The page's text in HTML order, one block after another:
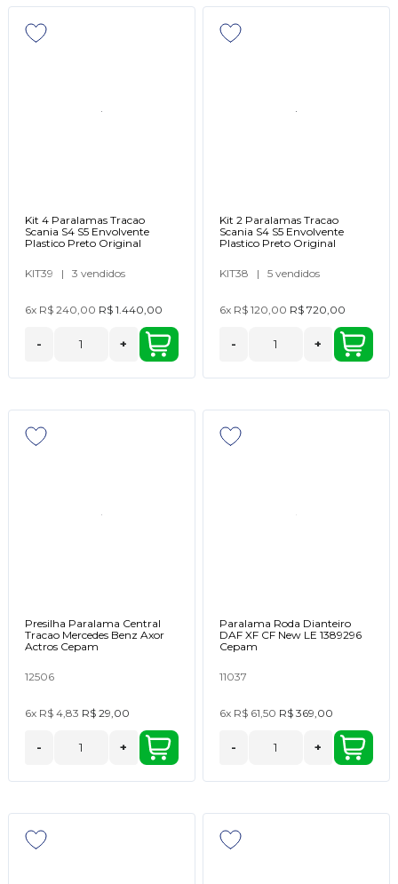
Kit 4 Paralamas Tracao
Scania S4 S5 Envolvente
Plastico Preto Original
KIT39 | 3 vendidos
6x R$ 240,00 R$ 1.440,00
- +
Kit 2 Paralamas Tracao
Scania S4 S5 Envolvente
Plastico Preto Original
KIT38 | 5 vendidos
6x R$ 120,00 R$ 720,00
- +
Presilha Paralama Central
Tracao Mercedes Benz Axor
Actros Cepam
12506
6x R$ 4,83 R$ 29,00
- +
Paralama Roda Dianteiro
DAF XF CF New LE 1389296
Cepam
11037
6x R$ 61,50 R$ 369,00
- +